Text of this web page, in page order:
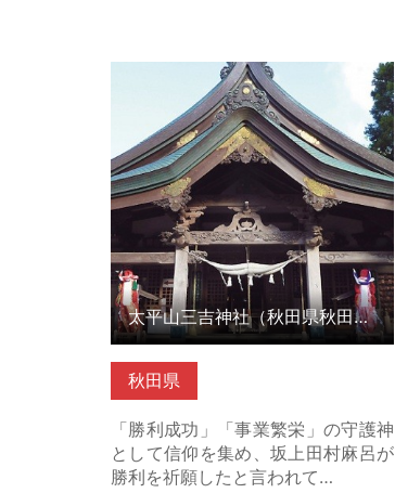
秋田県
「勝利成功」「事業繁栄」の守護神
として信仰を集め、坂上田村麻呂が
勝利を祈願したと言われて…
太平山三吉神社（秋田県秋田市） の
詳細はこちら
太平山三吉神社（秋田県秋田市）